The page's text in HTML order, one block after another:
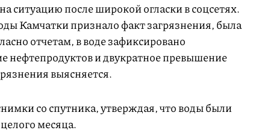
ситуацию после широкой огласки в соцсетях.
Камчатки признало факт загрязнения, была
отчетам, в воде зафиксировано
нефтепродуктов и двукратное превышение
выясняется.
со спутника, утверждая, что воды были
месяца.